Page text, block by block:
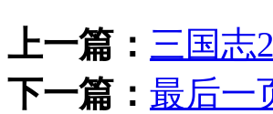
上一篇： 三国志
下一篇： 最后一